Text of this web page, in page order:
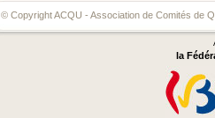
© Copyright ACQU - Association de Comités de
la